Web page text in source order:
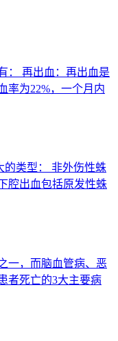
： 再出血：再出血是
率为22%，一个月内
的类型： 非外伤性蛛
腔出血包括原发性蛛
一，而脑血管病、恶
者死亡的3大主要病